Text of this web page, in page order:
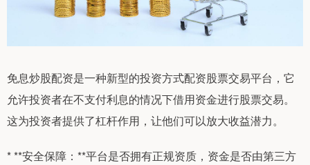
免息炒股配资是一种新型的投资方式配资股票交易平台，它
允许投资者在不支付利息的情况下借用资金进行股票交易。
这为投资者提供了杠杆作用，让他们可以放大收益潜力。
* **安全保障：**平台是否拥有正规资质，资金是否由第三方